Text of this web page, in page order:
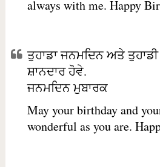
always with me. Happy
ਤੁਹਾਡਾ ਜਨਮਦਿਨ ਅਤੇ
ਸ਼ਾਨਦਾਰ ਹੋਵੇ.
ਜਨਮਦਿਨ ਮੁਬਾਰਕ
May your birthday and
wonderful as you are.